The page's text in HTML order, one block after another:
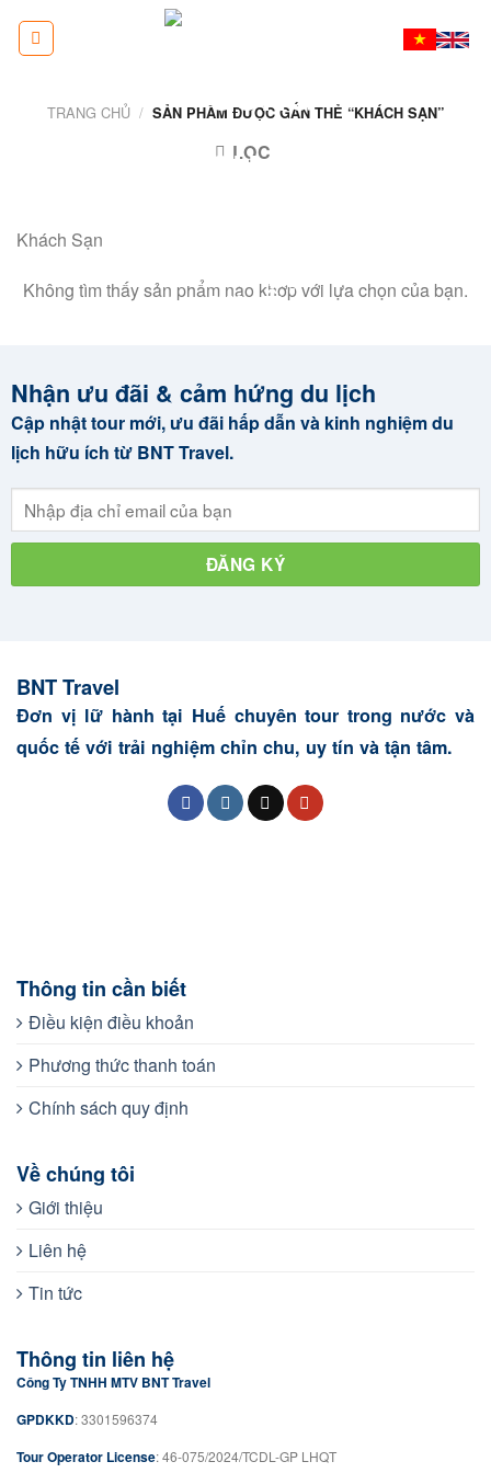
TRANG CHỦ / SẢN PHẨM ĐƯỢC GẮN THẺ “KHÁCH SẠN”
LỌC
Khách Sạn
Không tìm thấy sản phẩm nào khớp với lựa chọn của bạn.
Nhận ưu đãi & cảm hứng du lịch
Cập nhật tour mới, ưu đãi hấp dẫn và kinh nghiệm du
lịch hữu ích từ BNT Travel.
BNT Travel
Đơn vị lữ hành tại Huế chuyên tour trong nước và
quốc tế với trải nghiệm chỉn chu, uy tín và tận tâm.
Thông tin cần biết
Điều kiện điều khoản
Phương thức thanh toán
Chính sách quy định
Về chúng tôi
Giới thiệu
Liên hệ
Tin tức
Thông tin liên hệ
Công Ty TNHH MTV BNT Travel
GPDKKD: 3301596374
Tour Operator License: 46-075/2024/TCDL-GP LHQT